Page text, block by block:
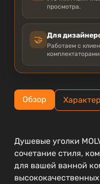
просмотра.
🤝 Для
Работаем с
Обзор
Душевые уголки
сочетание стиля,
для вашей ванной